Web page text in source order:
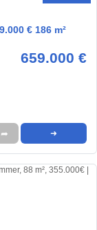
€ 186 m²
659.000 €
➦ ➜